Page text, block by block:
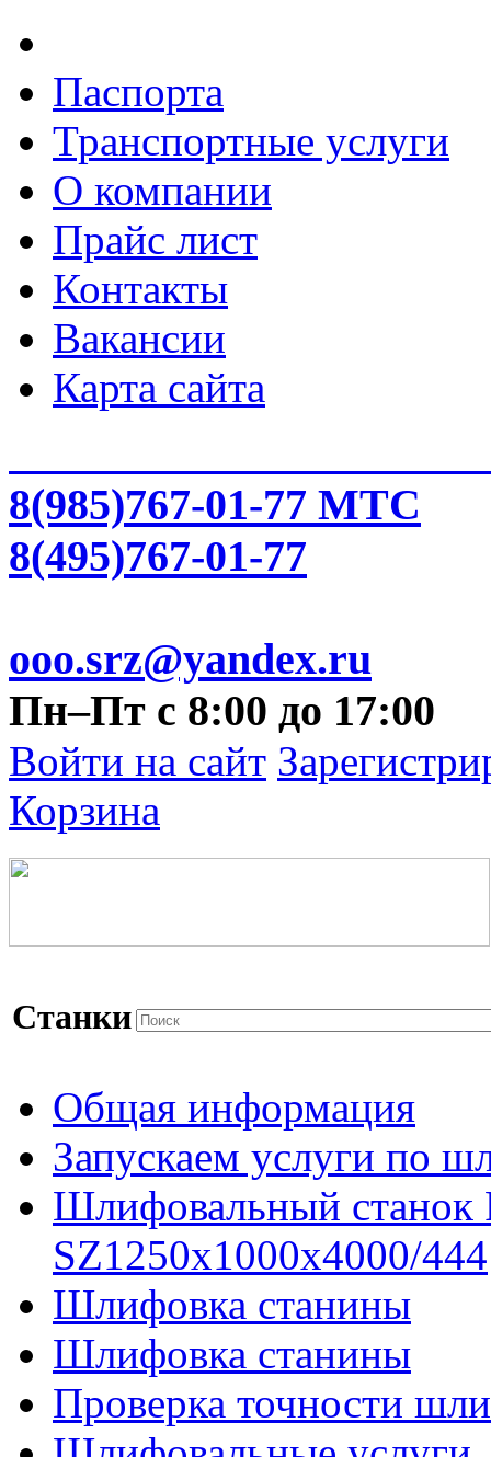
Паспорта
Транспортные услуги
О компании
Прайс лист
Контакты
Вакансии
Карта сайта
8(985)767-01-77 МТС
8(495)767-01-77
ooo.srz@yandex.ru
Пн–Пт с 8:00 до 17:00
Войти на сайт
Корзина
Станки
Общая информация
Запускаем услуги по
Шлифовальный
SZ1250x1000x4000/444
Шлифовка станины
Шлифовка станины
Проверка точности